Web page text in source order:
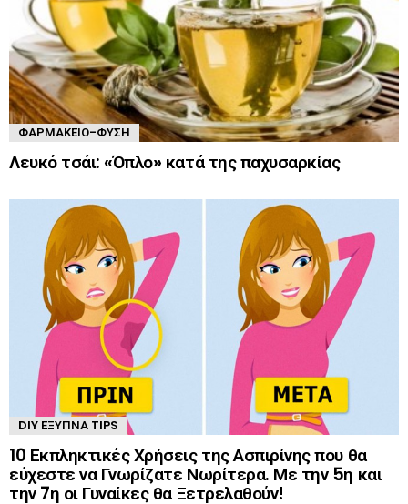
ΦΑΡΜΑΚΕΊΟ-ΦΎΣΗ
Λευκό τσάι: «Όπλο» κατά της παχυσαρκίας
DIY ΈΞΥΠΝΑ TIPS
10 Εκπληκτικές Χρήσεις της Ασπιρίνης που θα
εύχεστε να Γνωρίζατε Νωρίτερα. Με την 5η και
την 7η οι Γυναίκες θα Ξετρελαθούν!